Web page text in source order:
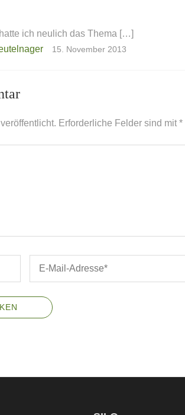
15. November 2013
ich neulich das Thema […]
Erforderliche Felder sind mit *